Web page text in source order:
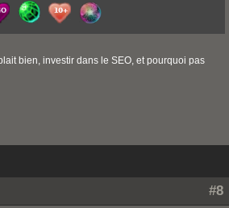
bien, investir dans le SEO, et pourquoi pas
#8